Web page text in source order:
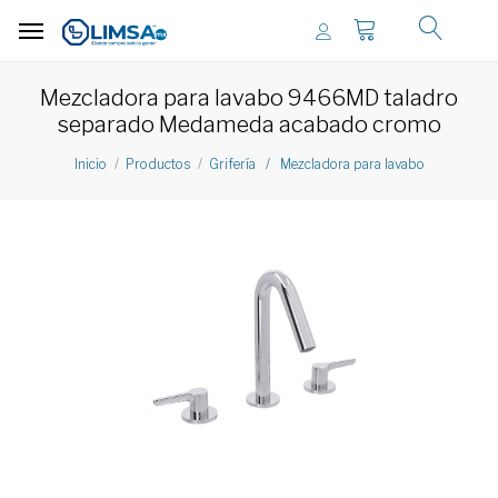
Mezcladora para lavabo 9466MD taladro
separado Medameda acabado cromo
Inicio Productos Grifería / Mezcladora para lavabo